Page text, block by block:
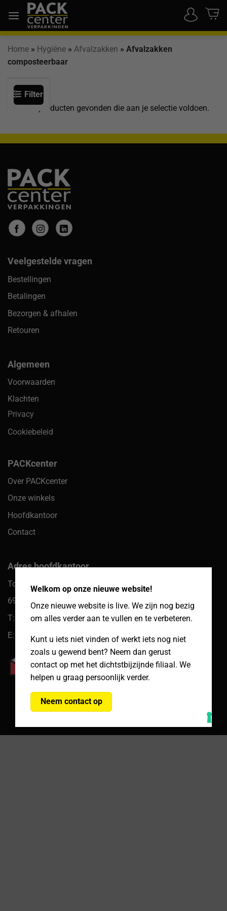
Welkom op onze nieuwe website!
Onze nieuwe website is live. We zijn nog bezig
om alles verder aan te vullen en te verbeteren.
Kunt u iets niet vinden of werkt iets nog niet
zoals u gewend bent? Neem dan gerust
contact op met het dichtstbijzijnde filiaal. We
helpen u graag persoonlijk verder.
Neem contact op
naar
inhoud
Home » Hygiëne » Afvalzakken » Afvalzakken
composteerbaar
Filter
Geen producten gevonden die aan je selectie voldoen.
Veelgestelde vragen
Bestellingen
Betalingen
Bezorgen & afhalen
Retouren
Algemeen
Voorwaarden
Klachten
Privacy
Cookiebeleid
PACKcenter
Over PACKcenter
Onze winkels
Hoofdkantoor
Contact
Adres hoofdkantoor
Toekomst 10
6921 PW Duiven
T: 085 066 61 39
E: klantenservice@packcenter.nl